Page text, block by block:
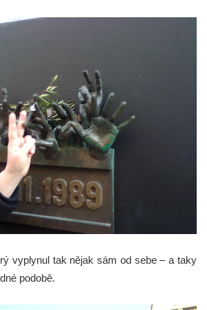
vyplynul tak nějak sám od sebe – a taky
podobě.